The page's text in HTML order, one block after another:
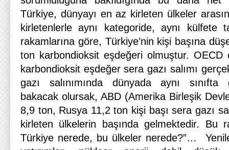
Türkiye, dünyayı en az kirleten ülkeler
kirletenlerle aynı kategoride, aynı külfete
rakamlarına göre, Türkiye’nin kişi başına
ton karbondioksit eşdeğeri olmuştur. OECD
karbondioksit eşdeğer sera gazı salımı
gazı salınımında dünyada aynı sınıfta
bakacak olursak, ABD (Amerika Birleşik
8,9 ton, Rusya 11,2 ton kişi başı sera gazı
kirleten ülkelerin başında gelmektedir. Bu
Türkiye nerede, bu ülkeler nerede?”…